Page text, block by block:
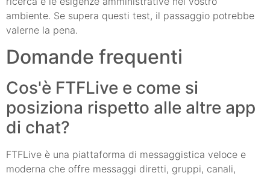
ambiente. Se supera questi test, il passaggio potrebbe
valerne la pena.
Domande frequenti
Cos'è FTFLive e come si
posiziona rispetto alle altre app
di chat?
FTFLive è una piattaforma di messaggistica veloce e
moderna che offre messaggi diretti, gruppi, canali,